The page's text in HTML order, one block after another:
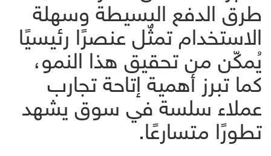
طرق الدفع البسيطة وسهلة
الاستخدام تمثّل عنصرًا رئيسيًا
يُمكّن من تحقيق هذا النمو،
كما تبرز أهمية إتاحة تجارب
عملاء سلسة في سوق يشهد
تطورًا متسارعًا.